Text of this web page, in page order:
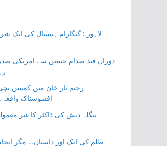
لاہور : گنگارام ہسپتال کی ایک
دوران قید صدام حسین سے امریکی صدر
رحیم یار خان میں کمسن
افسوسناک
بنگلہ دیش کی ڈاکٹر کا غیر
ظلم کی ایک اور داستان… مگر